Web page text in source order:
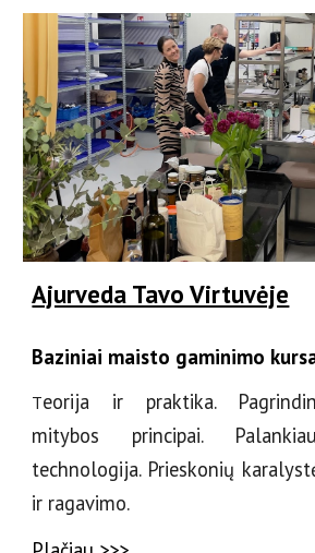
Ajurveda Tavo Virtuvėje
Baziniai maisto gaminimo
Teorija ir praktika.
mitybos principai.
technologija. Prieskonių
ir ragavimo.